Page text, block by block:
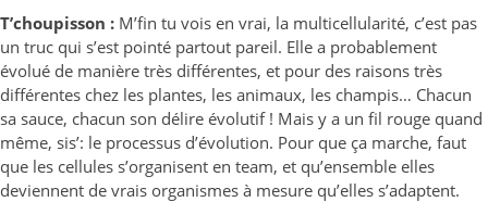
T’choupisson : M’fin tu vois en vrai, la multicellularité, c’est pas
un truc qui s’est pointé partout pareil. Elle a probablement
évolué de manière très différentes, et pour des raisons très
différentes chez les plantes, les animaux, les champis… Chacun
sa sauce, chacun son délire évolutif ! Mais y a un fil rouge quand
même, sis’: le processus d’évolution. Pour que ça marche, faut
que les cellules s’organisent en team, et qu’ensemble elles
deviennent de vrais organismes à mesure qu’elles s’adaptent.